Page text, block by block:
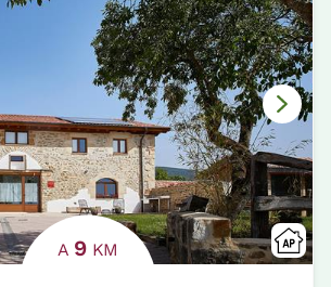
A 9 KM